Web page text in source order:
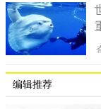
编辑推荐